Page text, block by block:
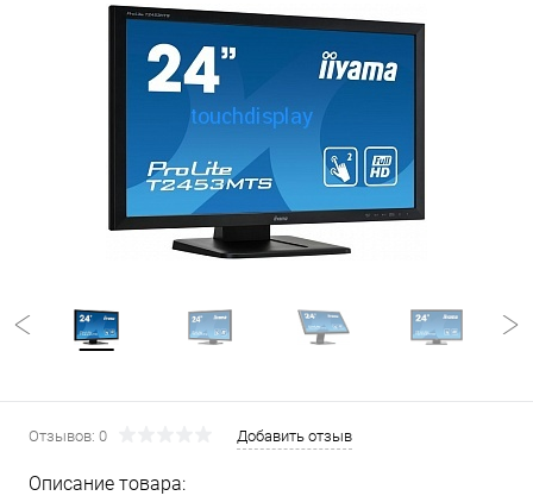
Отзывов: 0 Добавить отзыв
Описание товара: